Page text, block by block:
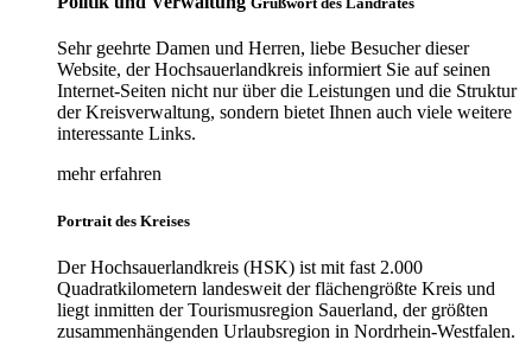
Sehr geehrte Damen und Herren, liebe Besucher dieser
Website, der Hochsauerlandkreis informiert Sie auf seinen
Internet-Seiten nicht nur über die Leistungen und die Struktur
der Kreisverwaltung, sondern bietet Ihnen auch viele weitere
interessante Links.
mehr erfahren
Portrait des Kreises
Der Hochsauerlandkreis (HSK) ist mit fast 2.000
Quadratkilometern landesweit der flächengrößte Kreis und
liegt inmitten der Tourismusregion Sauerland, der größten
zusammenhängenden Urlaubsregion in Nordrhein-Westfalen.